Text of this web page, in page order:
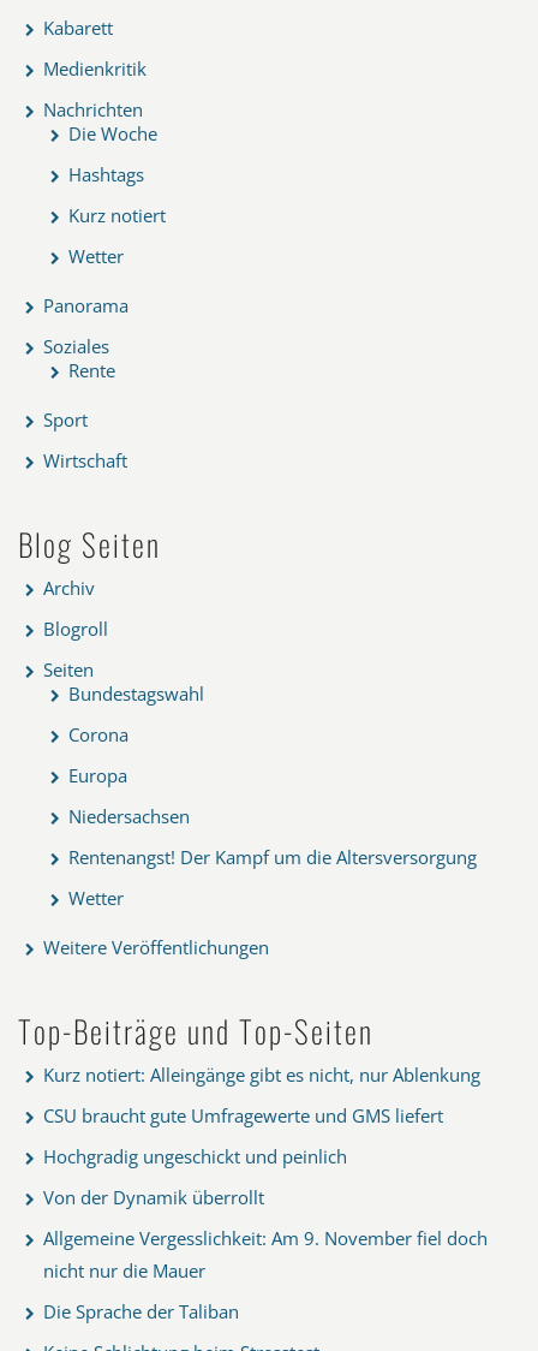
Kabarett
Medienkritik
Nachrichten
Die Woche
Hashtags
Kurz notiert
Wetter
Panorama
Soziales
Rente
Sport
Wirtschaft
Blog Seiten
Archiv
Blogroll
Seiten
Bundestagswahl
Corona
Europa
Niedersachsen
Rentenangst! Der Kampf um die Altersversorgung
Wetter
Weitere Veröffentlichungen
Top-Beiträge und Top-Seiten
Kurz notiert: Alleingänge gibt es nicht, nur Ablenkung
CSU braucht gute Umfragewerte und GMS liefert
Hochgradig ungeschickt und peinlich
Von der Dynamik überrollt
Allgemeine Vergesslichkeit: Am 9. November fiel doch
nicht nur die Mauer
Die Sprache der Taliban